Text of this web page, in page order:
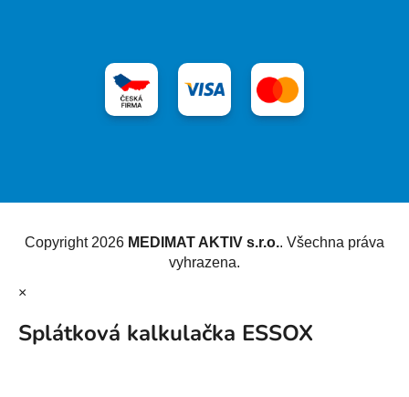
Copyright 2026 MEDIMAT AKTIV s.r.o.. Všechna práva
vyhrazena.
×
Splátková kalkulačka ESSOX